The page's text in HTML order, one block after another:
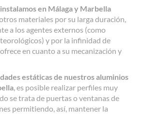
en Málaga y Marbella
materiales por su larga duración,
a los agentes externos (como
y por la infinidad de
en cuanto a su mecanización y
estáticas de nuestros aluminios
, es posible realizar perfiles muy
se trata de puertas o ventanas de
permitiendo, así, mantener la